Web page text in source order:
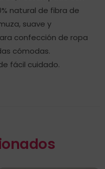
natural de fibra de
suave y
confección de ropa
cómodas.
fácil cuidado.